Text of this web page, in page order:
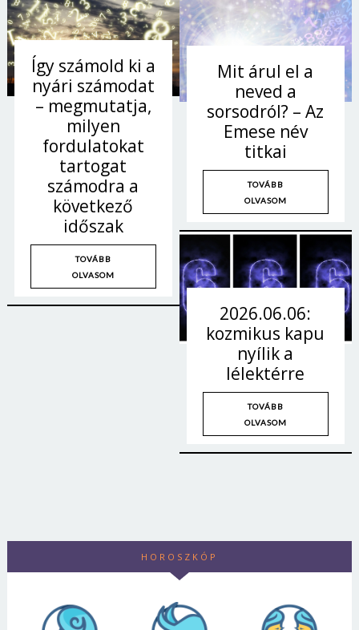
Így számold ki a
nyári számodat
– megmutatja,
milyen
fordulatokat
tartogat
számodra a
következő
időszak
TOVÁBB
OLVASOM
Mit árul el a
neved a
sorsodról? – Az
Emese név
titkai
TOVÁBB
OLVASOM
2026.06.06:
kozmikus kapu
nyílik a
lélektérre
TOVÁBB
OLVASOM
HOROSZKÓP